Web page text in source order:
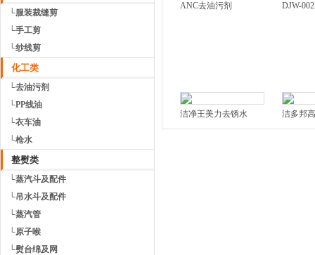
└服装裁缝剪
└手工剪
└纱线剪
化工类
└去油污剂
└PP线油
└衣车油
└枪水
整熨类
└蒸汽斗及配件
└吊水斗及配件
└蒸汽管
└原子喉
└熨台绵及网
ANC去油污剂 DJW-
洁净王美力去锈水 洁多邦